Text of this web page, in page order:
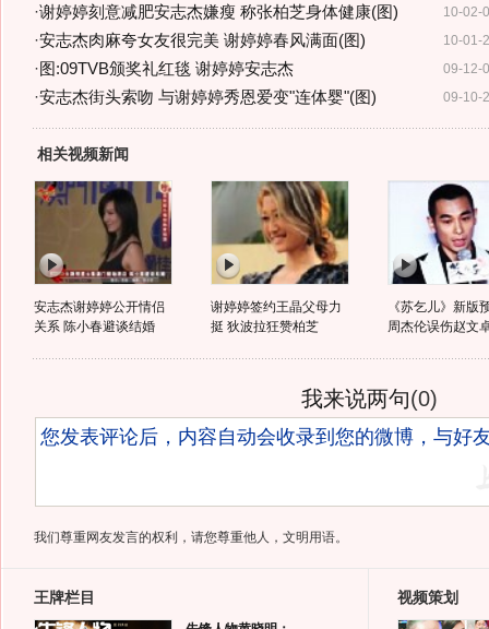
10-02-
·谢婷婷刻意减肥安志杰嫌瘦 称张柏芝身体健康(图)
10-01-
·安志杰肉麻夸女友很完美 谢婷婷春风满面(图)
09-12-
· 图:09TVB颁奖礼红毯 谢婷婷安志杰
09-10-
·安志杰街头索吻 与谢婷婷秀恩爱变"连体婴"(图)
相关视频新闻
安志杰谢婷婷公开情侣
关系 陈小春避谈结婚
谢婷婷签约王晶父母力
挺 狄波拉狂赞柏芝
《苏乞儿》新版
周杰伦误伤赵文
我来说两句(0)
我们尊重网友发言的权利，请您尊重他人，文明用语。
王牌栏目 视频策划